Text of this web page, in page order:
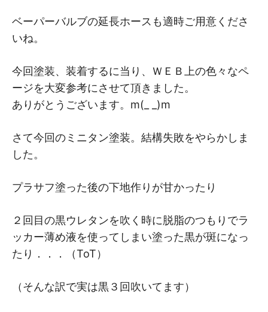
ベーパーバルブの延長ホースも適時ご用意くださ
いね。
今回塗装、装着するに当り、ＷＥＢ上の色々なペ
ージを大変参考にさせて頂きました。
ありがとうございます。m(_ _)m
さて今回のミニタン塗装。結構失敗をやらかしま
した。
プラサフ塗った後の下地作りが甘かったり
２回目の黒ウレタンを吹く時に脱脂のつもりでラ
ッカー薄め液を使ってしまい塗った黒が斑になっ
たり．．．（ToT）
（そんな訳で実は黒３回吹いてます）